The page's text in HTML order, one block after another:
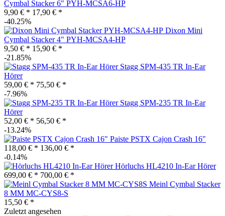
Cymbal Stacker 6" PYH-MCSA6-HP
9,90 € * 17,90 € *
-40.25%
Dixon Mini
Cymbal Stacker 4" PYH-MCSA4-HP
9,50 € * 15,90 € *
-21.85%
Stagg SPM-435 TR In-Ear
Hörer
59,00 € * 75,50 € *
-7.96%
Stagg SPM-235 TR In-Ear
Hörer
52,00 € * 56,50 € *
-13.24%
Paiste PSTX Cajon Crash 16"
118,00 € * 136,00 € *
-0.14%
Hörluchs HL4210 In-Ear Hörer
699,00 € * 700,00 € *
Meinl Cymbal Stacker
8 MM MC-CYS8-S
15,50 € *
Zuletzt angesehen